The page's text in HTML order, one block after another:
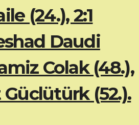
(24.), 2:1
Daudi
Colak (48.),
(52.).